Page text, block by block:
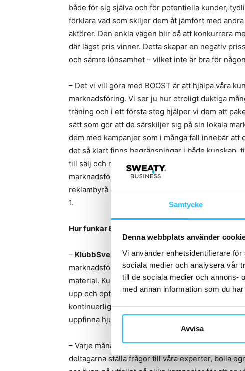
Samtycke
Denna webbplats använder
Vi använder enhetsidentifierare
sociala medier och analysera vår
till de sociala medier och annons-
med annan information som du
Avvisa
både för sig själva och för potentiella kunder,
förklara vad som skiljer dem åt jämfört med andra
aktörer. Den enkla vägen blir då att konkurrera
där lägst pris vinner. Detta skapar en negativ
och sämre lönsamhet – vilket inte är bra för
– Det vi vill göra med BOOST är att hjälpa våra
marknadsföring. Vi ser ju hur otroligt duktiga
träning och i ett första steg hjälper vi dem att
sätt som gör att de särskiljer sig på sin lokala
dem med kampanjer som i många fall innebär att
det så klart finns begränsningar i både kunskap,
till sälj och marknadsföring. BOOST blir ett sätt
marknadsföring och gymdrift till en konkret tjänst
reklambyrå och där vi samtidigt även skapar
1.
Hur funkar BOOST, hur ser upplägget ut?
– KlubbSverige BOOSTär ett komplett paket av
marknadsföra sina gym och att sälja mer. Vi ger
material. Kunderna får färdiga
upp och optimera i deras digitala kanaler. Tack
kontinuerliga dialog med våra kunder kan vi se
uppfinna hjulet igen och i stället kan fokusera på
– Varje månad får kunderna tillgång till två
deltagarna ställa frågor till våra experter, bolla